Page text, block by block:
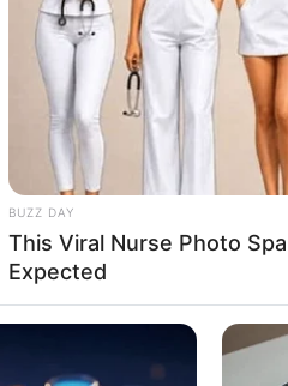
BUZZ DAY
This Viral Nurse Photo
Expected